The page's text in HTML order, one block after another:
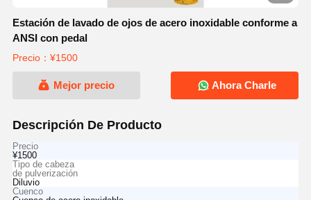
Estación de lavado de ojos de acero inoxidable conforme a
ANSI con pedal
Precio：¥1500
Mejor precio Ahora Charle
Descripción De Producto
Precio
¥1500
Tipo de cabeza
de pulverización
Diluvio
Cuenco